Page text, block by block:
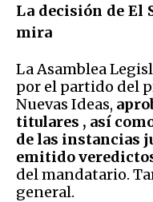
La decisión de El
mira
La Asamblea
por el partido del
Nuevas Ideas,
titulares , así
de las instancias
emitido
del mandatario.
general.